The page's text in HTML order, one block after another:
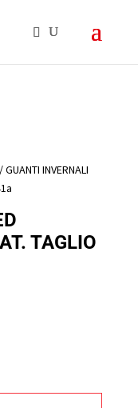
/ GUANTI INVERNALI
TAGLIO